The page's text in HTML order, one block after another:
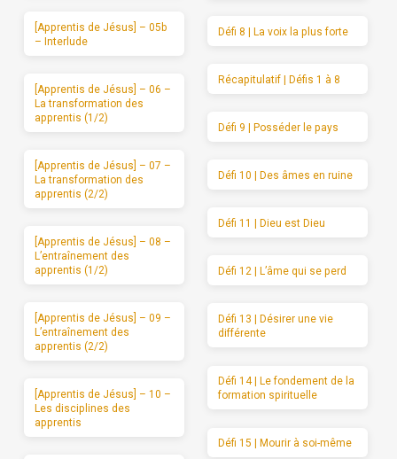
[Apprentis de Jésus] – 05b
– Interlude
[Apprentis de Jésus] – 06 –
La transformation des
apprentis (1/2)
[Apprentis de Jésus] – 07 –
La transformation des
apprentis (2/2)
[Apprentis de Jésus] – 08 –
L’entraînement des
apprentis (1/2)
[Apprentis de Jésus] – 09 –
L’entraînement des
apprentis (2/2)
[Apprentis de Jésus] – 10 –
Les disciplines des
apprentis
Défi 8 | La voix la plus forte
Récapitulatif | Défis 1 à 8
Défi 9 | Posséder le pays
Défi 10 | Des âmes en ruine
Défi 11 | Dieu est Dieu
Défi 12 | L’âme qui se perd
Défi 13 | Désirer une vie
différente
Défi 14 | Le fondement de la
formation spirituelle
Défi 15 | Mourir à soi-même